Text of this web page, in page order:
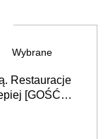
Wybrane
Restauracje
[GOŚĆ